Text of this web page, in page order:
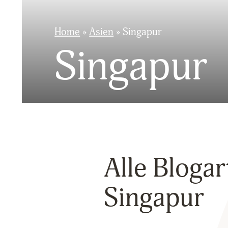
Home »Asien » Singapur
Singapur
Alle
Singapur